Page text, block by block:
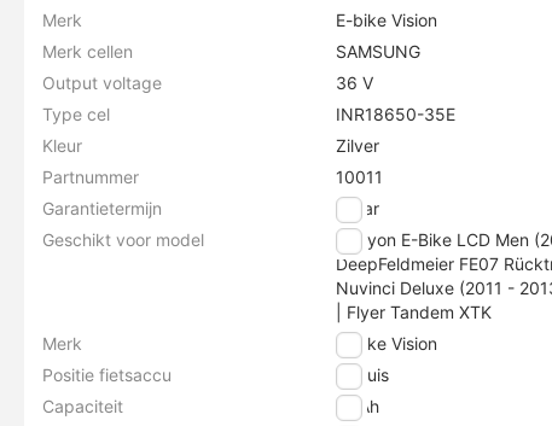
Merk
E-bike Vision
Merk cellen
SAMSUNG
Output voltage
36 V
Type cel
INR18650-35E
Kleur
Zilver
Partnummer
10011
Garantietermijn
2 jaar
Geschikt voor model
Canyon E-Bike LCD Men
DeepFeldmeier FE07
Nuvinci Deluxe (2011 -
| Flyer Tandem XTK
Merk
E-bike Vision
Positie fietsaccu
Zitbuis
Capaciteit
17 Ah